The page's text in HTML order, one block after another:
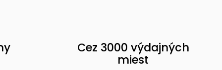
Cez 3000 výdajných
miest